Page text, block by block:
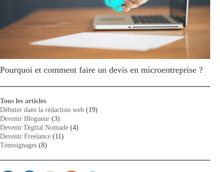
Pourquoi et comment faire un devis en microentreprise ?
Tous les articles
Débuter dans la rédaction web (19)
Devenir Blogueur (3)
Devenir Digital Nomade (4)
Devenir Freelance (11)
Témoignages (8)